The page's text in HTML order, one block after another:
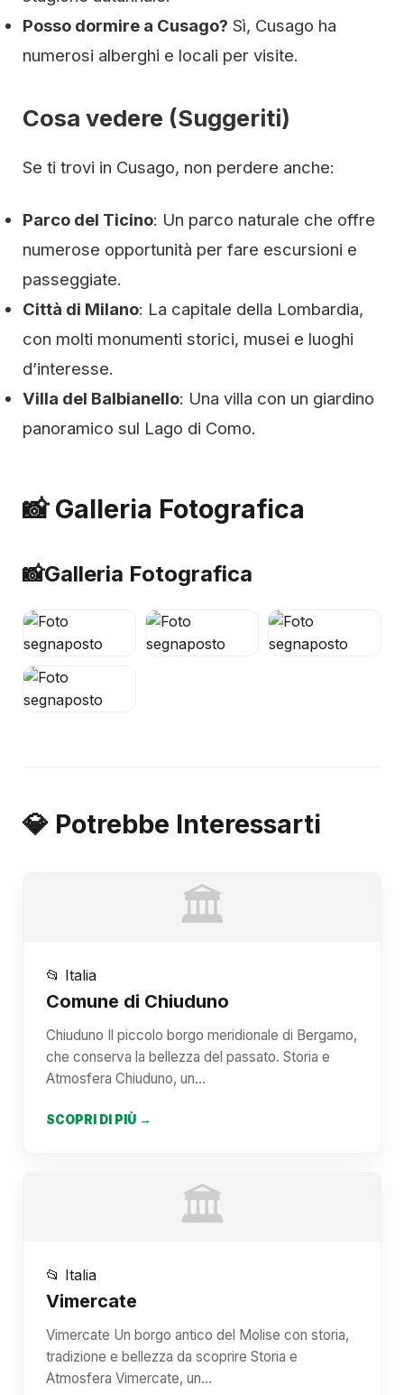
Posso dormire a Cusago? Sì, Cusago ha
numerosi alberghi e locali per visite.
Cosa vedere (Suggeriti)
Se ti trovi in Cusago, non perdere anche:
Parco del Ticino: Un parco naturale che offre
numerose opportunità per fare escursioni e
passeggiate.
Città di Milano: La capitale della Lombardia,
con molti monumenti storici, musei e luoghi
d’interesse.
Villa del Balbianello: Una villa con un giardino
panoramico sul Lago di Como.
📸 Galleria Fotografica
📸Galleria Fotografica
💎 Potrebbe Interessarti
🏛️
📂 Italia
Comune di Chiuduno
Chiuduno Il piccolo borgo meridionale di Bergamo,
che conserva la bellezza del passato. Storia e
Atmosfera Chiuduno, un…
SCOPRI DI PIÙ →
🏛️
📂 Italia
Vimercate
Vimercate Un borgo antico del Molise con storia,
tradizione e bellezza da scoprire Storia e
Atmosfera Vimercate, un…